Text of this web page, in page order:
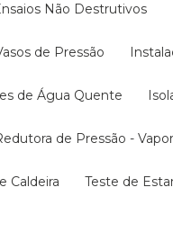
Ensaios Não Destrutivos
de Pressão
de Água Quente
de Pressão - Vapor
Caldeira Teste de